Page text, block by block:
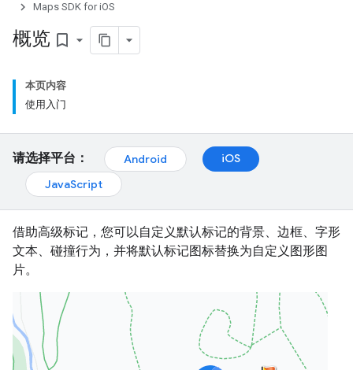
Maps SDK for iOS
概览 bookmark_border
本页内容
使用入门
请选择平台： Android
iOS
JavaScript
借助高级标记，您可以自定义默认标记的背景、边框、字形
文本、碰撞行为，并将默认标记图标替换为自定义图形图
片。